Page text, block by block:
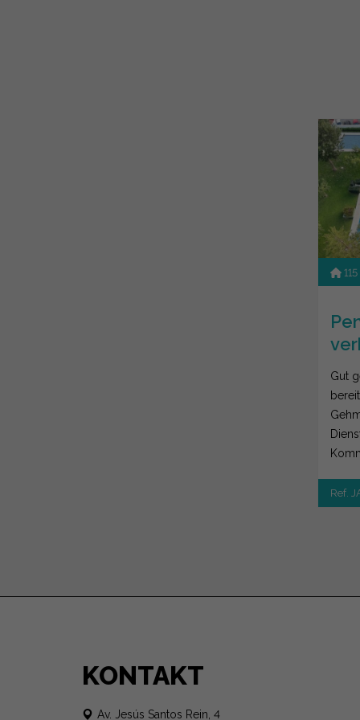
Gut
Ref.
KONTAKT
Av. Jesús Santos Rein, 4